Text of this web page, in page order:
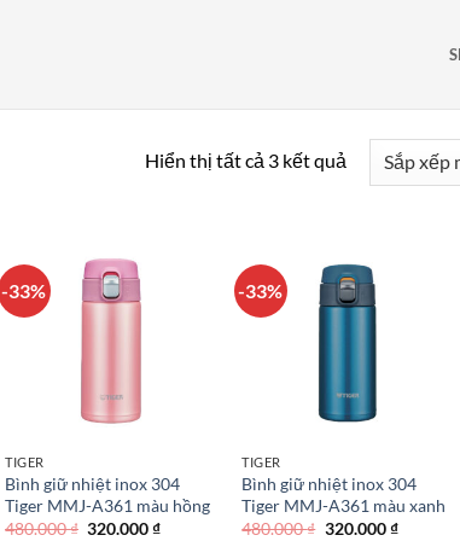
Hiển thị tất cả 3 kết quả
-33%
TIGER
Bình giữ nhiệt inox 304
Tiger MMJ-A361 màu hồng
480.000₫ Giá
320.000₫Giá
-33%
TIGER
Bình giữ nhiệt inox 304
Tiger MMJ-A361 màu xanh
480.000₫ Giá
320.000₫Giá